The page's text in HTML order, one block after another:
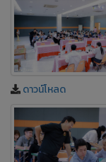
ดาวน์โหลด